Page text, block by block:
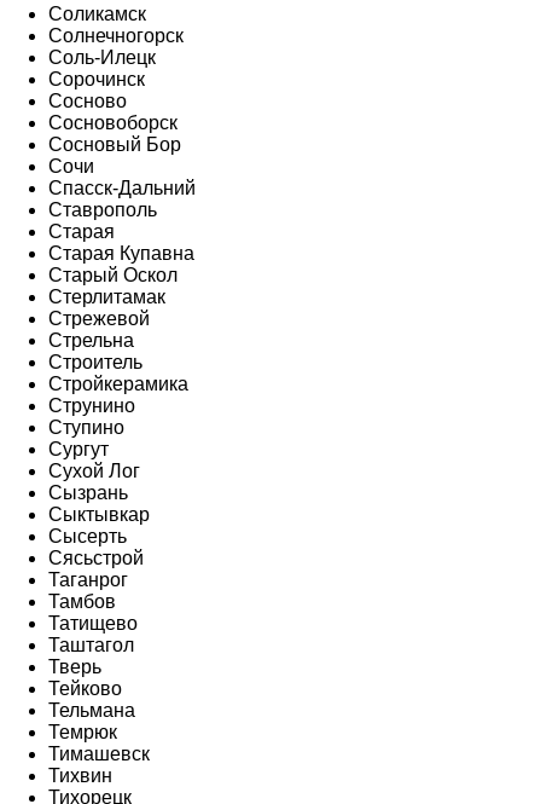
Соликамск
Солнечногорск
Соль-Илецк
Сорочинск
Сосново
Сосновоборск
Сосновый Бор
Сочи
Спасск-Дальний
Ставрополь
Старая
Старая Купавна
Старый Оскол
Стерлитамак
Стрежевой
Стрельна
Строитель
Стройкерамика
Струнино
Ступино
Сургут
Сухой Лог
Сызрань
Сыктывкар
Сысерть
Сясьстрой
Таганрог
Тамбов
Татищево
Таштагол
Тверь
Тейково
Тельмана
Темрюк
Тимашевск
Тихвин
Тихорецк